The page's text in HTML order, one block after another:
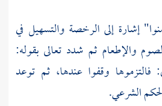
إشارة إلى الرخصة والتسهيل في
والإطعام ثم شدد تعالى بقوله:
وقفوا عندها، ثم توعد
الشرعي.